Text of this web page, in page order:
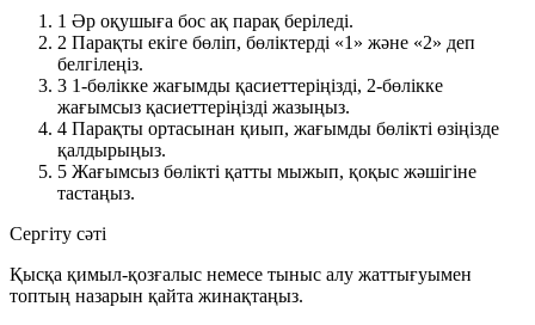
1 Әр оқушыға бос ақ парақ беріледі.
2 Парақты екіге бөліп, бөліктерді «1» және «2» деп
белгілеңіз.
3 1-бөлікке жағымды қасиеттеріңізді, 2-бөлікке
жағымсыз қасиеттеріңізді жазыңыз.
4 Парақты ортасынан қиып, жағымды бөлікті өзіңізде
қалдырыңыз.
5 Жағымсыз бөлікті қатты мыжып, қоқыс жәшігіне
тастаңыз.
Сергіту сәті
Қысқа қимыл-қозғалыс немесе тыныс алу жаттығуымен
топтың назарын қайта жинақтаңыз.